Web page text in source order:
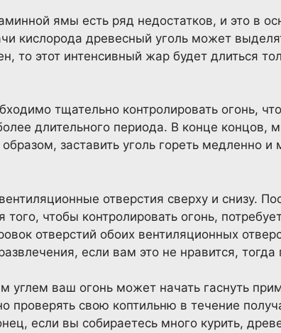
ямы есть ряд недостатков, и это в
кислорода древесный уголь может
то этот интенсивный жар будет длиться
тщательно контролировать огонь,
длительного периода. В конце концов,
заставить уголь гореть медленно
отверстия сверху и снизу.
того, чтобы контролировать огонь,
отверстий обоих вентиляционных
если вам это не нравится,
углем ваш огонь может начать гаснуть
проверять свою коптильню в течение
если вы собираетесь много курить,